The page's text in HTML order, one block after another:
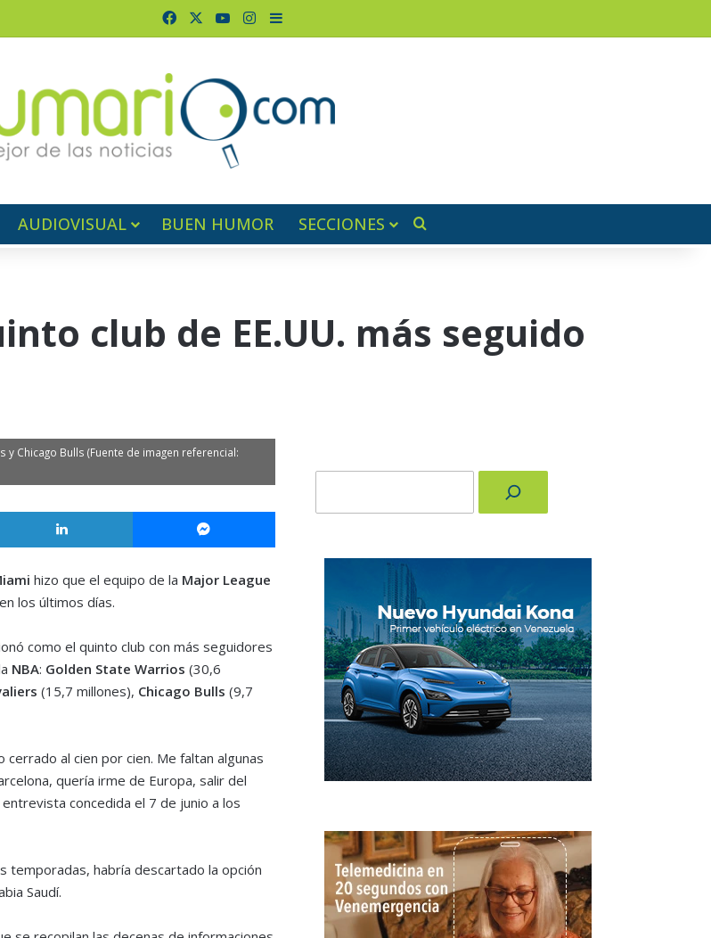
FacebookYouTubeInstagram
Barra lateral
AUDIOVISUAL BUEN HUMOR SECCIONES
club de EE.UU. más seguido
Chicago Bulls (Fuente de imagen referencial:
LinkedIn Messenger
hizo que el equipo de la Major League
los últimos días.
como el quinto club con más seguidores
NBA: Golden State Warrios (30,6
(15,7 millones), Chicago Bulls (9,7
al cien por cien. Me faltan algunas
quería irme de Europa, salir del
concedida el 7 de junio a los
temporadas, habría descartado la opción
Saudí.